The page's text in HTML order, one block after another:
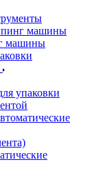
машины
машины
упаковки